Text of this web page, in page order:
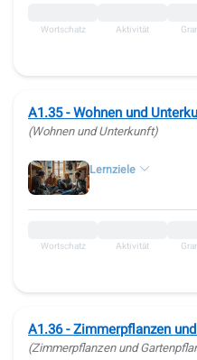
Wortschatz Aktivität
A1.35 - Wohnen und
(Wohnen und Unterkunft)
Lernziele
Wortschatz Aktivität
A1.36 - Zimmerpflanzen
(Zimmerpflanzen und